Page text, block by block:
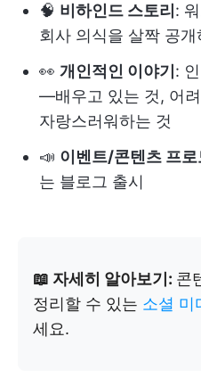
🧠 비하인드 스토리 :
회사 의식을 살짝 공개
👀 개인적인 이야기 :
—배우고 있는 것, 어
자랑스러워하는 것
📣 이벤트/콘텐츠 프로
는 블로그 출시
📖 자세히 알아보기: 콘
정리할 수 있는 소셜 미
세요.